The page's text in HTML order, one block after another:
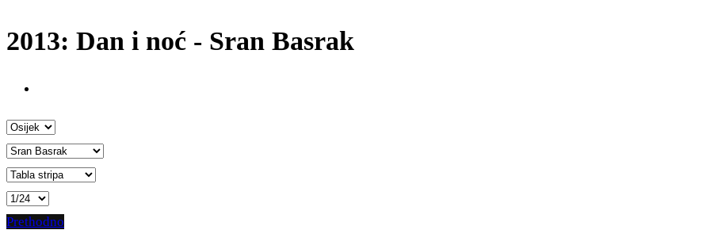
2013: Dan i noć - Sran Basrak
Prethodno